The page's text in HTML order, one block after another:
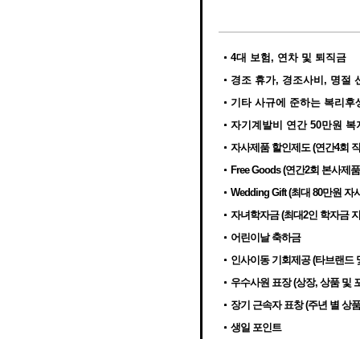
4대 보험, 연차 및 퇴직금
경조 휴가, 경조사비, 명절
기타 사규에 준하는 복리후
자기계발비 연간 50만원 복
자사제품 할인제도 (연간4회
Free Goods (연간2회 본사제
Wedding Gift (최대 80만원 자
자녀학자금 (최대2인 학자금
어린이날 축하금
인사이동 기회제공 (타브랜드
우수사원 표장 (상장, 상품 및
장기 근속자 표창 (주년 별 상
생일 포인트